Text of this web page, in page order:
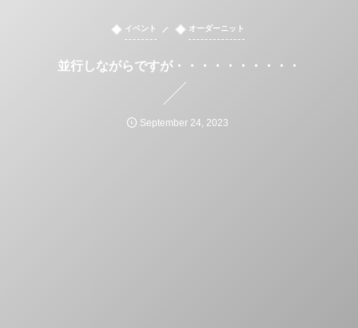
イベント オーダーニット
並行しながらですが・・・・・・・・・・
September 24, 2023